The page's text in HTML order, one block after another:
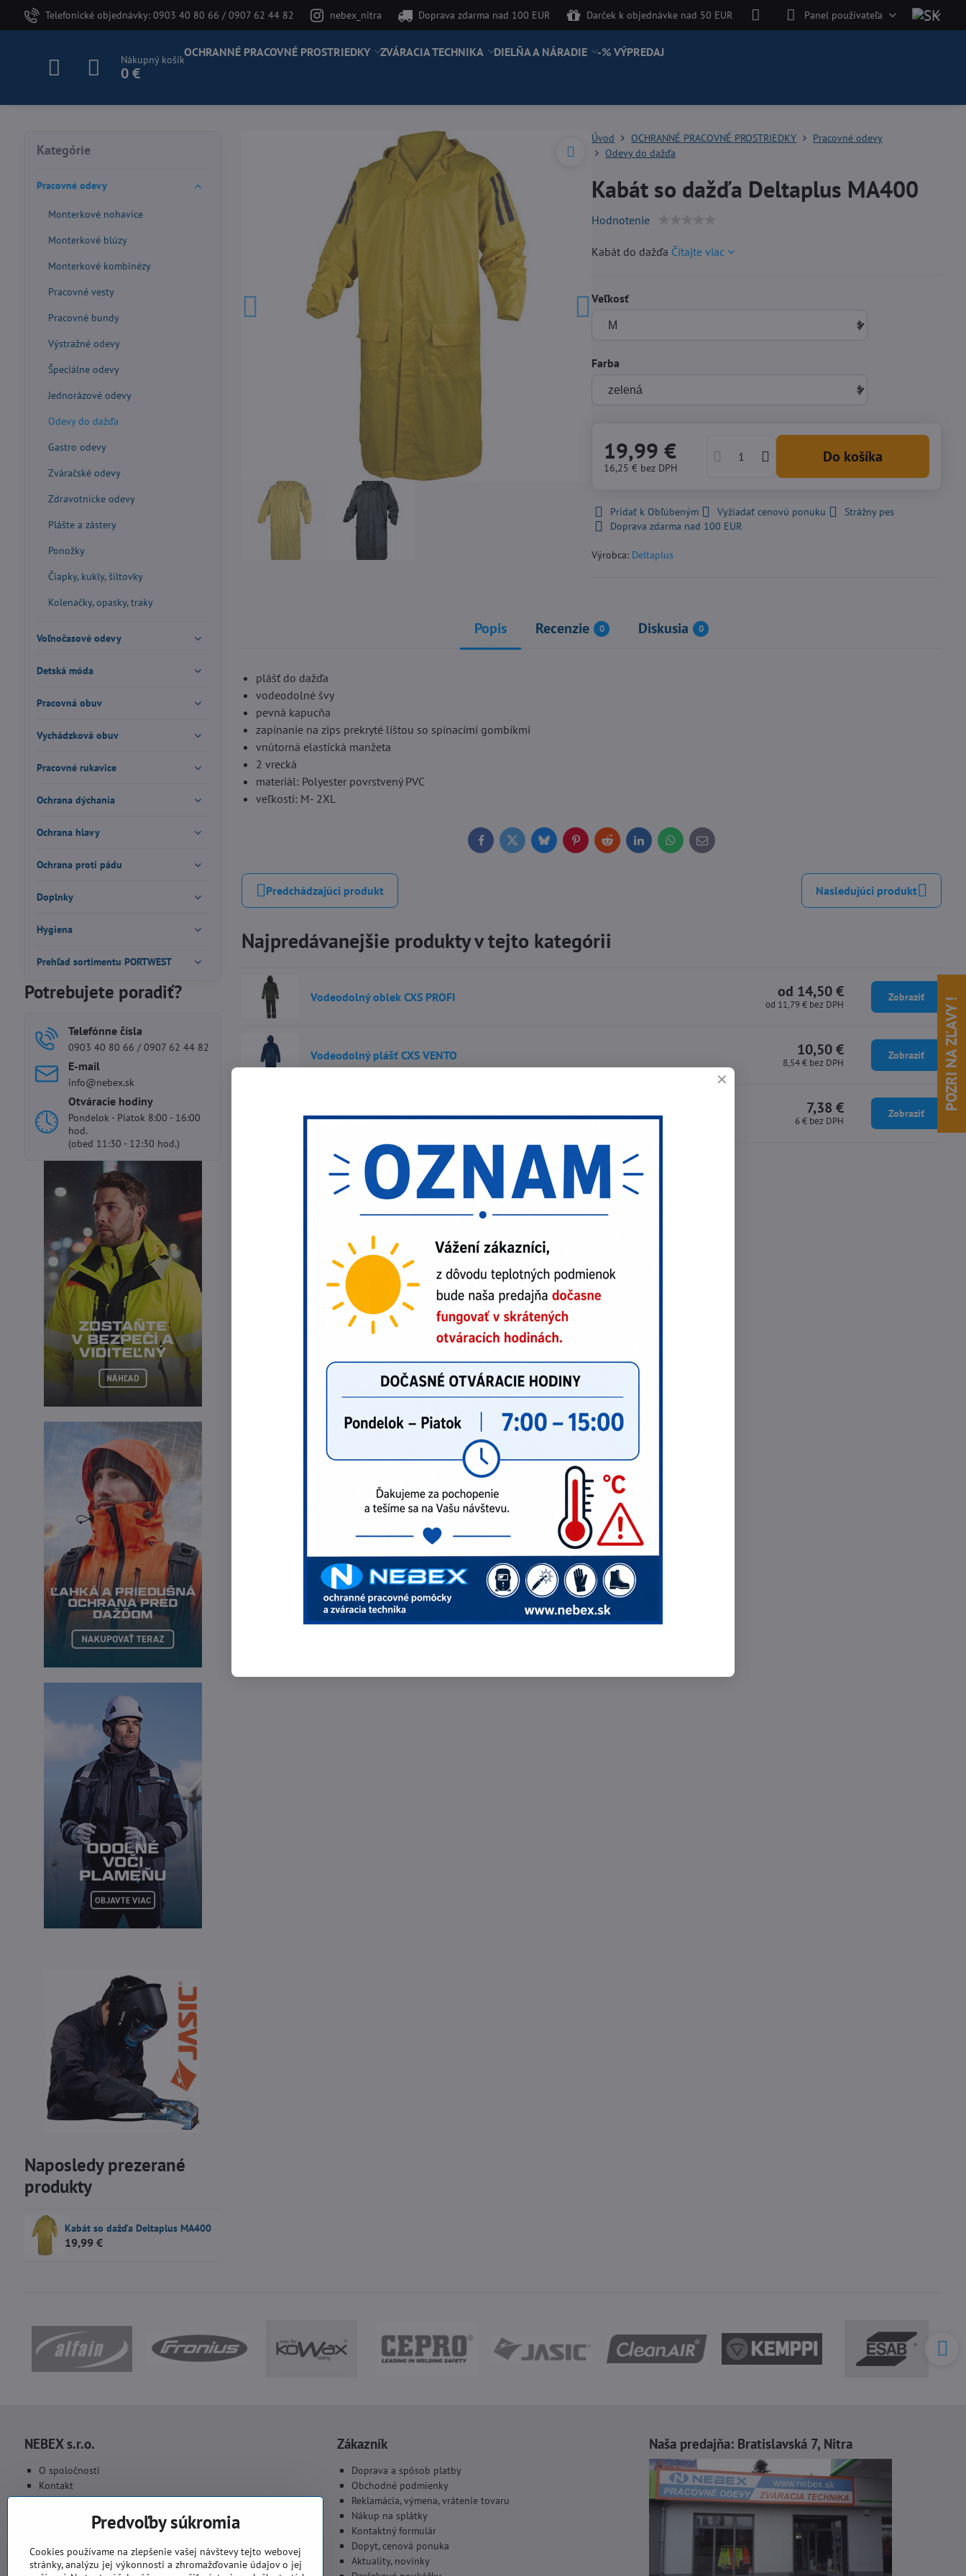
Telefonické objednávky: 0903 40 80 66 / 0907 62 44 82 nebex_nitra Doprava zdarma nad 100 EUR Darček k objednávke nad 50 EUR Panel používateľa
Nákupný košík
0 €
OCHRANNÉ PRACOVNÉ PROSTRIEDKY ZVÁRACIA TECHNIKA DIELŇA A NÁRADIE -% VÝPREDAJ
Úvod OCHRANNÉ PRACOVNÉ PROSTRIEDKY
Pracovné odevy
Odevy do dažďa
Kabát so dažďa Deltaplus MA400
Hodnotenie
Kabát do dažďa Čítajte viac
Veľkosť
Farba
19,99 €
16,25 € bez DPH
Do košíka
Pridať k Obľúbeným Vyžiadať cenovú ponuku
Strážny pes
Doprava zdarma nad 100 EUR
Výrobca: Deltaplus
Popis Recenzie 0 Diskusia 0
plášť do dažďa
vodeodolné švy
pevná kapucňa
zapínanie na zips prekryté lištou so spínacími gombíkmi
vnútorná elastická manžeta
2 vrecká
materiál: Polyester povrstvený PVC
veľkosti: M- 2XL
FacebookTwitterBlueskyPinterestRedditLinkedInWhatsApp
E-
mail
Predchádzajúci produkt Nasledujúci produkt
Najpredávanejšie produkty v tejto kategórii
Vodeodolný oblek CXS PROFI od 14,50 €
od 11,79 € bez DPH
Zobraziť
Vodeodolný plášť CXS VENTO 10,50 €
8,54 € bez DPH
Zobraziť
Vodeodolný plášť CXS DEREK 7,38 €
6 € bez DPH
Zobraziť
Kategórie
Pracovné odevy
Monterkové nohavice
Monterkové blúzy
Monterkové kombinézy
Pracovné vesty
Pracovné bundy
Výstražné odevy
Špeciálne odevy
Jednorázové odevy
Odevy do dažďa
Gastro odevy
Zváračské odevy
Zdravotnícke odevy
Plášte a zástery
Ponožky
Čiapky, kukly, šiltovky
Kolenačky, opasky, traky
Voľnočasové odevy
Detská móda
Pracovná obuv
Vychádzková obuv
Pracovné rukavice
Ochrana dýchania
Ochrana hlavy
Ochrana proti pádu
Doplnky
Hygiena
Prehľad sortimentu PORTWEST
Potrebujete poradiť?
Telefónne čísla
0903 40 80 66 / 0907 62 44 82
E-mail
info@nebex.sk
Otváracie hodiny
Pondelok - Piatok 8:00 - 16:00
hod.
(obed 11:30 - 12:30 hod.)
Naposledy prezerané
produkty
Kabát so dažďa Deltaplus MA400
19,99 €
NEBEX s.r.o.
O spoločnosti
Kontakt
Fakturačné údaje
POZRI NA ZĽAVY !
Zákazník
Doprava a spôsob platby
Obchodné podmienky
Reklamácia, výmena, vrátenie tovaru
Nákup na splátky
Kontaktný formulár
Dopyt, cenová ponuka
Aktuality, novinky
Naša predajňa: Bratislavská 7, Nitra
Predvoľby súkromia
Cookies používame na zlepšenie vašej návštevy tejto webovej
stránky, analýzu jej výkonnosti a zhromažďovanie údajov o jej